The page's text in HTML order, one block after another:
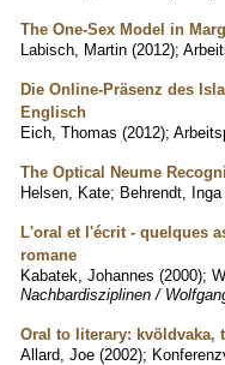
The One-Sex Model in
Labisch, Martin (2012);
Die Online-Präsenz des
Englisch
Eich, Thomas (2012);
The Optical Neume
Helsen, Kate; Behrendt, Inga
L'oral et l'écrit - quelques
romane
Kabatek, Johannes (2000);
Nachbardisziplinen /
Oral to literary: kvöldvaka,
Allard, Joe (2002);